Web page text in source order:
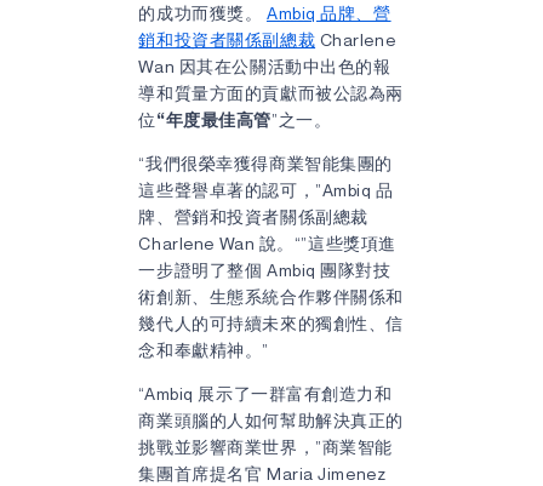
的成功而獲獎。 Ambiq 品牌、營
銷和投資者關係副總裁 Charlene
Wan 因其在公關活動中出色的報
導和質量方面的貢獻而被公認為兩
位“年度最佳高管”之一。
“我們很榮幸獲得商業智能集團的
這些聲譽卓著的認可，”Ambiq 品
牌、營銷和投資者關係副總裁
Charlene Wan 說。“”這些獎項進
一步證明了整個 Ambiq 團隊對技
術創新、生態系統合作夥伴關係和
幾代人的可持續未來的獨創性、信
念和奉獻精神。”
“Ambiq 展示了一群富有創造力和
商業頭腦的人如何幫助解決真正的
挑戰並影響商業世界，”商業智能
集團首席提名官 Maria Jimenez